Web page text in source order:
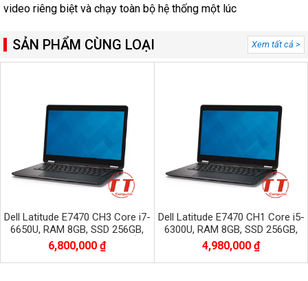
video riêng biệt và chạy toàn bộ hệ thống một lúc
Xem tất cả >
SẢN PHẨM CÙNG LOẠI
Dell Latitude E7470 CH3 Core i7-
6650U, RAM 8GB, SSD 256GB,
Màn 14.0 inch, 2560*1440 CẢM
ỨNG
6,800,000 ₫
Dell Latitude E7470 CH1 Core i5-
6300U, RAM 8GB, SSD 256GB,
màn 14.0 inch FHD 1920x1080
4,980,000 ₫